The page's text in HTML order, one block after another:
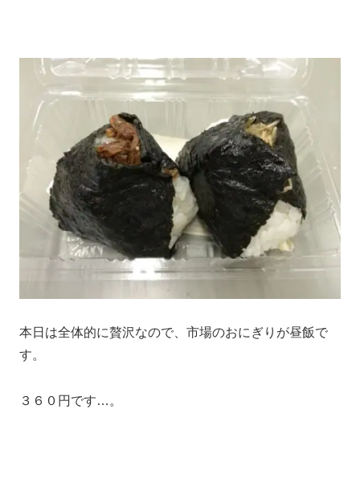
本日は全体的に贅沢なので、市場のおにぎりが昼飯で
す。
３６０円です…。